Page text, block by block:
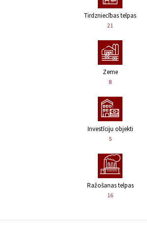
Tirdzniecības telpas
21
Zeme
8
Investīciju objekti
5
Ražošanas telpas
16